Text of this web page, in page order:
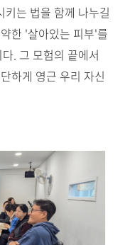
는 법을 함께 나누길
한 '살아있는 피부'를
. 그 모험의 끝에서
하게 영근 우리 자신